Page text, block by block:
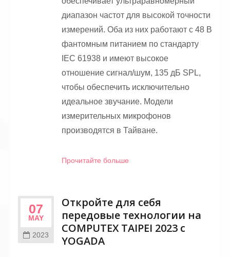
диапазон частот для высокой точности
измерений. Оба из них работают с 48 В
фантомным питанием по стандарту
IEC 61938 и имеют высокое
отношение сигнал/шум, 135 дБ SPL,
чтобы обеспечить исключительно
идеальное звучание. Модели
измерительных микрофонов
производятся в Тайване.
Прочитайте больше
07
MAY
2023
Откройте для себя
передовые технологии на
COMPUTEX TAIPEI 2023 с
YOGADA